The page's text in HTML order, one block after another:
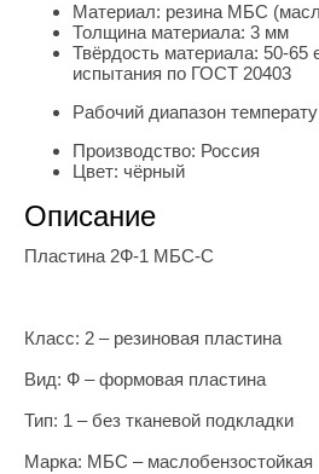
Материал: резина МБС
Толщина материала: 3 мм
Твёрдость материала: 50-65
испытания по ГОСТ 20403
Рабочий диапазон
Производство: Россия
Цвет: чёрный
Описание
Пластина 2Ф-1 МБС-С
Класс: 2 – резиновая пластина
Вид: Ф – формовая пластина
Тип: 1 – без тканевой подкладки
Марка: МБС – маслобензостойкая